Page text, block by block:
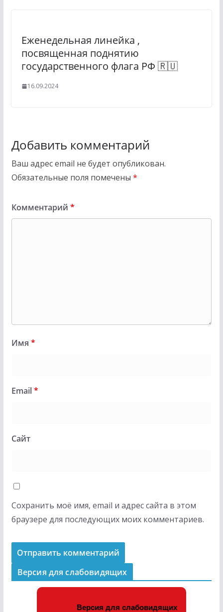
Еженедельная линейка ,
посвященная поднятию
государственного флага РФ 🇷🇺
16.09.2024
Добавить комментарий
Ваш адрес email не будет опубликован.
Обязательные поля помечены *
Комментарий *
Имя *
Email*
Сайт
Сохранить моё имя, email и адрес сайта в этом
браузере для последующих моих комментариев.
Версия для слабовидящих
Версия для слабовидящих